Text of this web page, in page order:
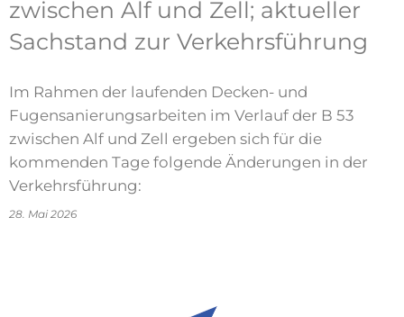
zwischen Alf und Zell; aktueller
Sachstand zur Verkehrsführung
Im Rahmen der laufenden Decken- und
Fugensanierungsarbeiten im Verlauf der B 53
zwischen Alf und Zell ergeben sich für die
kommenden Tage folgende Änderungen in der
Verkehrsführung:
28. Mai 2026